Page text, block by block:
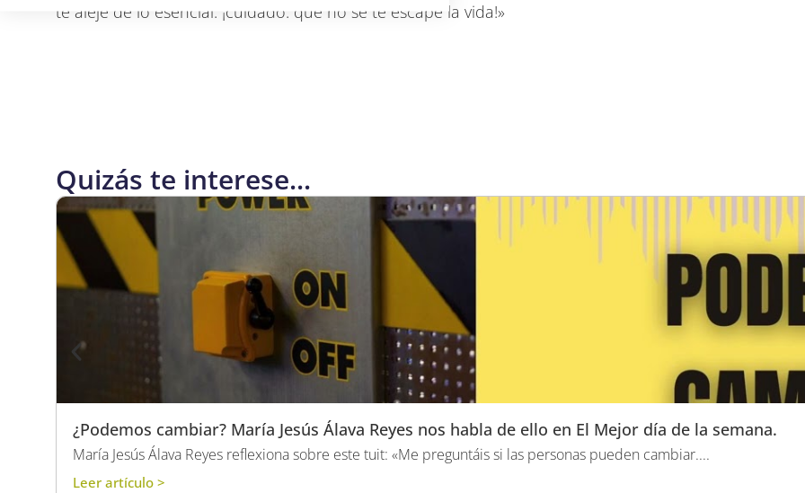
te aleje de lo esencial: ¡cuidado: que no se te escape la vida!»
Quizás te interese...
¿Podemos cambiar? María Jesús Álava Reyes nos habla de ello en El Mejor día de la semana.
María Jesús Álava Reyes reflexiona sobre este tuit: «Me preguntáis si las personas pueden cambiar....
Leer artículo >